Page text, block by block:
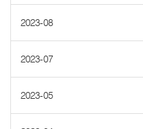
2023-08
2023-07
2023-05